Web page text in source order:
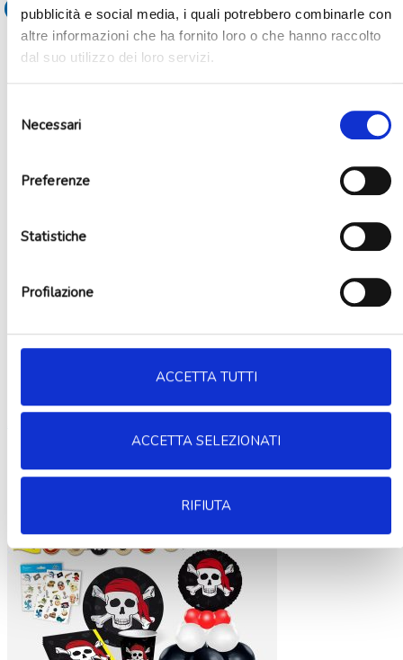
pubblicità e social media, i quali potrebbero combinarle con
altre informazioni che ha fornito loro o che hanno raccolto
dal suo utilizzo dei loro servizi.
delNecessari
Preferenze
Statistiche
Profilazione
ACCETTA TUTTI
ACCETTA SELEZIONATI
RIFIUTA
Aggiungi al carrello